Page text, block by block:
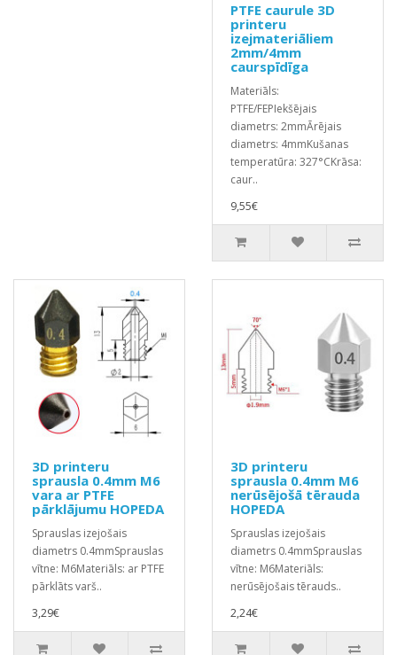
PTFE caurule 3D
printeru
izejmateriāliem
2mm/4mm
caurspīdīga
Materiāls:
PTFE/FEPIekšējais
diametrs: 2mmĀrējais
diametrs: 4mmKušanas
temperatūra: 327°CKrāsa:
caur..
9,55€
3D printeru
sprausla 0.4mm M6
vara ar PTFE
pārklājumu HOPEDA
Sprauslas izejošais
diametrs 0.4mmSprauslas
vītne: M6Materiāls: ar PTFE
pārklāts varš..
3,29€
3D printeru
sprausla 0.4mm M6
nerūsējošā tērauda
HOPEDA
Sprauslas izejošais
diametrs 0.4mmSprauslas
vītne: M6Materiāls:
nerūsējošais tērauds..
2,24€